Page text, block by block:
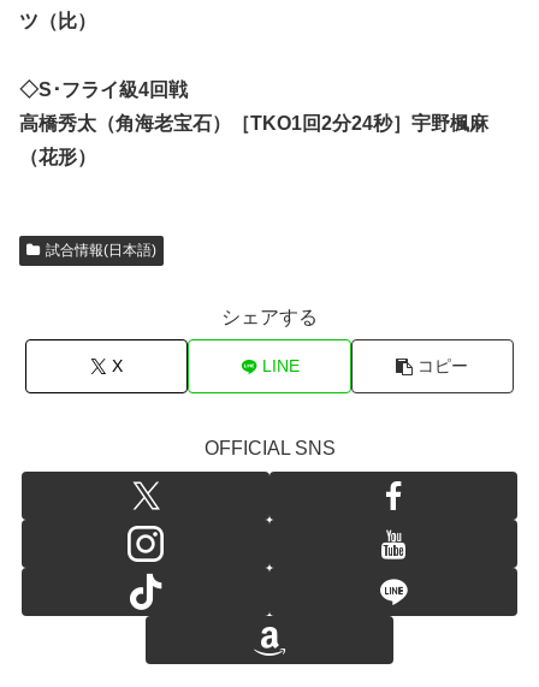
ツ（比）
◇S･フライ級4回戦
高橋秀太（角海老宝石）［TKO1回2分24秒］宇野楓麻
（花形）
試合情報(日本語)
シェアする
X LINE コピー
OFFICIAL SNS